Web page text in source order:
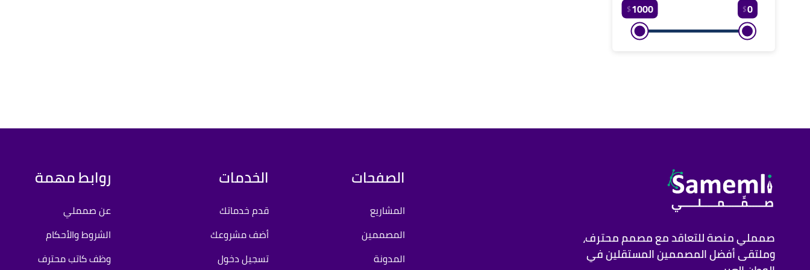
0
$
1000
$
صمملي منصة للتعاقد مع مصمم محترف،
وملتقى أفضل المصممين المستقلين في
الصفحات
المشاريع
المصممين
المدونة
الخدمات
قدم خدماتك
أضف مشروعك
تسجيل دخول
روابط مهمة
عن صمملي
الشروط والأحكام
وظف كاتب محترف